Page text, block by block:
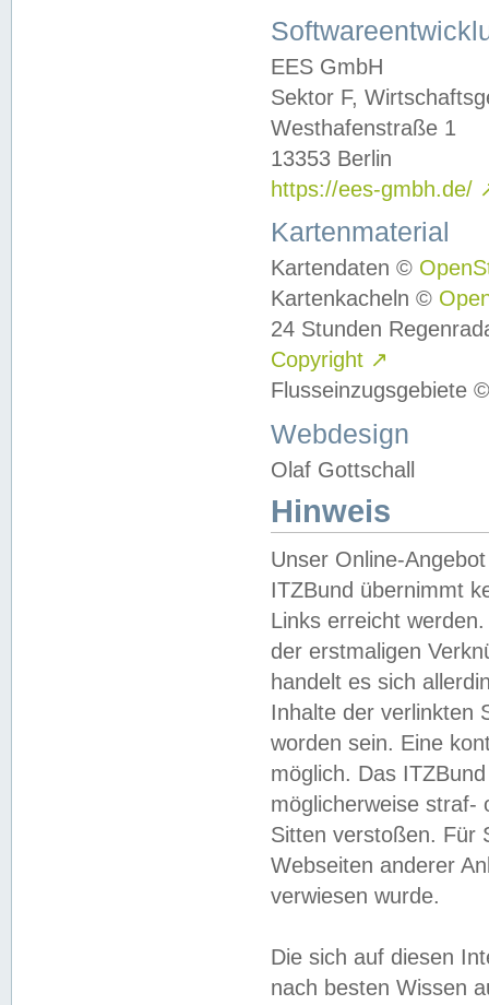
EES GmbH
Sektor F,
Westhafenstraße 1
13353 Berlin
https://ees-gmbh.de/
Kartenmaterial
Kartendaten ©
Kartenkacheln ©
24 Stunden
Copyright ↗
Flusseinzugsgebiete
Webdesign
Olaf Gottschall
Hinweis
Unser Online-
ITZBund übernimmt
Links erreicht
der erstmaligen
handelt es sich
Inhalte der verlinkten
worden sein. Eine
möglich. Das
möglicherweise straf-
Sitten verstoßen. Für
Webseiten anderer
verwiesen wurde.
Die sich auf diesen
nach besten Wissen